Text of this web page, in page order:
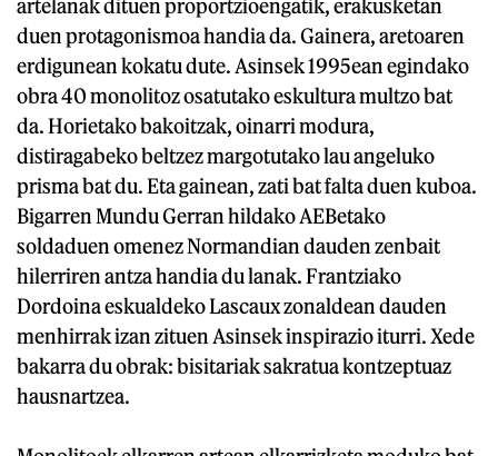
artelanak dituen proportzioengatik, erakusketan
duen protagonismoa handia da. Gainera, aretoaren
erdigunean kokatu dute. Asinsek 1995ean egindako
obra 40 monolitoz osatutako eskultura multzo bat
da. Horietako bakoitzak, oinarri modura,
distiragabeko beltzez margotutako lau angeluko
prisma bat du. Eta gainean, zati bat falta duen kuboa.
Bigarren Mundu Gerran hildako AEBetako
soldaduen omenez Normandian dauden zenbait
hilerriren antza handia du lanak. Frantziako
Dordoina eskualdeko Lascaux zonaldean dauden
menhirrak izan zituen Asinsek inspirazio iturri. Xede
bakarra du obrak: bisitariak sakratua kontzeptuaz
hausnartzea.